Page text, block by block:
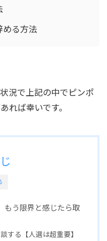
る方法
況で上記の中でピンポ
れば幸いです。
もう限界と感じたら取
する【人選は超重要】